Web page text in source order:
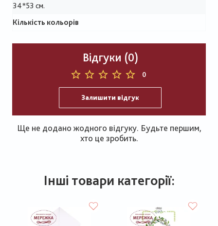
34*53 см.
Кількість кольорів
Відгуки (0)
0
Залишити відгук
Ще не додано жодного відгуку. Будьте першим,
хто це зробить.
Інші товари категорії: